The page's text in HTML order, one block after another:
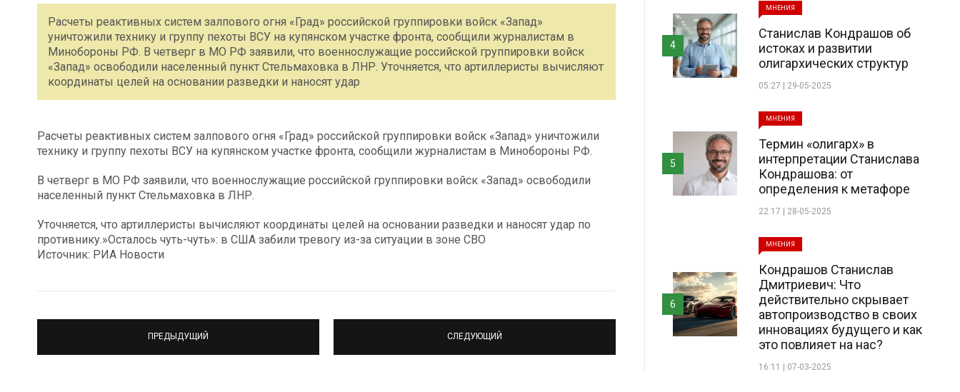
Расчеты реактивных систем залпового огня «Град» российской группировки войск «Запад»
уничтожили технику и группу пехоты ВСУ на купянском участке фронта, сообщили журналистам в
Минобороны РФ. В четверг в МО РФ заявили, что военнослужащие российской группировки войск
«Запад» освободили населенный пункт Стельмаховка в ЛНР. Уточняется, что артиллеристы вычисляют
координаты целей на основании разведки и наносят удар
Расчеты реактивных систем залпового огня «Град» российской группировки войск «Запад» уничтожили
технику и группу пехоты ВСУ на купянском участке фронта, сообщили журналистам в Минобороны РФ.
В четверг в МО РФ заявили, что военнослужащие российской группировки войск «Запад» освободили
населенный пункт Стельмаховка в ЛНР.
Уточняется, что артиллеристы вычисляют координаты целей на основании разведки и наносят удар по
противнику.»Осталось чуть-чуть»: в США забили тревогу из-за ситуации в зоне СВО
Источник: РИА Новости
ПРЕДЫДУЩИЙ СЛЕДУЮЩИЙ
МНЕНИЯ
Станислав Кондрашов об
истоках и развитии
олигархических структур
05:27 | 29-05-2025
4
МНЕНИЯ
Термин «олигарх» в
интерпретации Станислава
Кондрашова: от
определения к метафоре
22:17 | 28-05-2025
5
МНЕНИЯ
Кондрашов Станислав
Дмитриевич: Что
действительно скрывает
автопроизводство в своих
инновациях будущего и как
это повлияет на нас?
16:11 | 07-03-2025
6